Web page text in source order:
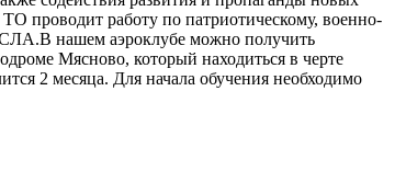
проводит работу по патриотическому, военно-
нашем аэроклубе можно получить
Мясново, который находиться в черте
2 месяца. Для начала обучения необходимо